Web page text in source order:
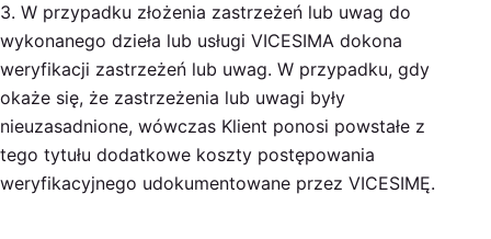
3. W przypadku złożenia zastrzeżeń lub uwag do
wykonanego dzieła lub usługi VICESIMA dokona
weryfikacji zastrzeżeń lub uwag. W przypadku, gdy
okaże się, że zastrzeżenia lub uwagi były
nieuzasadnione, wówczas Klient ponosi powstałe z
tego tytułu dodatkowe koszty postępowania
weryfikacyjnego udokumentowane przez VICESIMĘ.